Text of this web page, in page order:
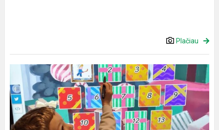
Plačiau
Interaktyvi
diena
,,Meškučių”
grupėje